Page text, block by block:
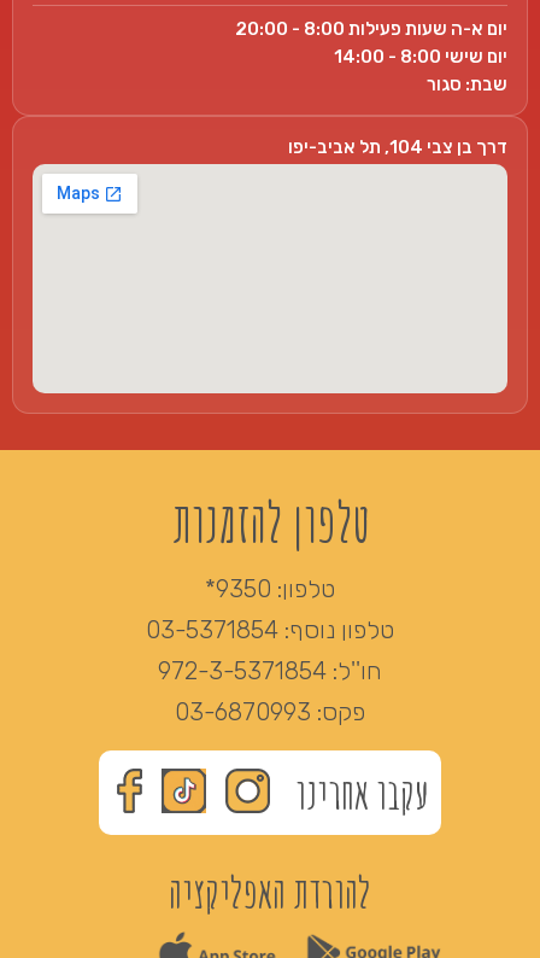
יום א-ה שעות פעילות 8:00 - 20:00
יום שישי 8:00 - 14:00
שבת: סגור
דרך בן צבי 104, תל אביב-יפו
טלפון להזמנות
טלפון: 9350*
טלפון נוסף: 03-5371854
חו''ל: 972-3-5371854
פקס: 03-6870993
עקבו אחרינו
להורדת האפליקציה